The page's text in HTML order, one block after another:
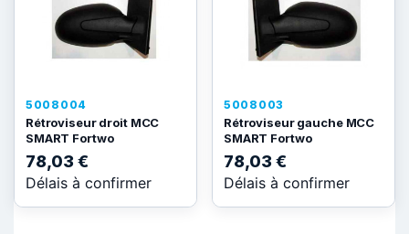
5008004
Rétroviseur droit MCC
SMART Fortwo
78,03 €
Délais à confirmer
5008003
Rétroviseur gauche MCC
SMART Fortwo
78,03 €
Délais à confirmer